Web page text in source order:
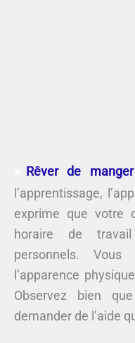
Rêver de
l’apprentissage,
exprime que votre
horaire de
personnels.
l’apparence
Observez bien
demander de l’aide